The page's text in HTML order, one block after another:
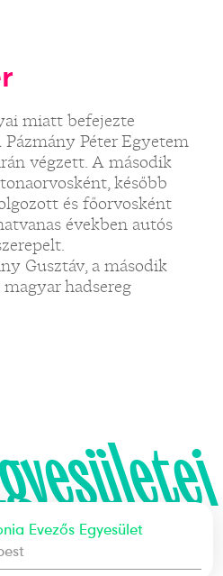
miatt befejezte
Péter Egyetem
végzett. A második
később
és főorvosként
években autós
Gusztáv, a második
hadsereg
Evezős Egyesület